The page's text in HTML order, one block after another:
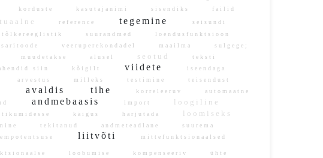
korduste kasutajanimi sisendiks
failid
reference tegemine
seisundi
suurandmed
loendusfunktsioon
veeruperekondadel maailma sulgege;
muudetakse alusel seotud
teksti
siin kõigilt viidete
iseendaga
arvestus milleks testimine
teisendust
avaldis tihe korreleeruv automaatne
andmebaasis import loogiline
käigus harjutada loomiseks
tekitanud andmeteadlane suurema
liitvõti mittefunktsionaalsed
loobumise kompenseeriv ühte